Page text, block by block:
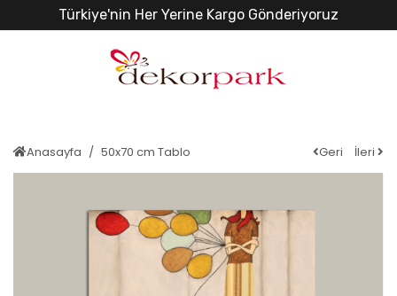
Türkiye'nin Her Yerine Kargo Gönderiyoruz
Anasayfa 50x70 cm Tablo Geri İleri